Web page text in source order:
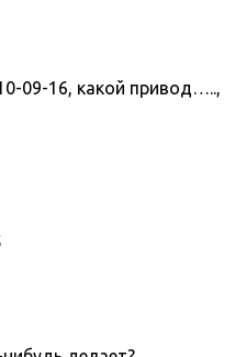
09-16, какой привод…..,